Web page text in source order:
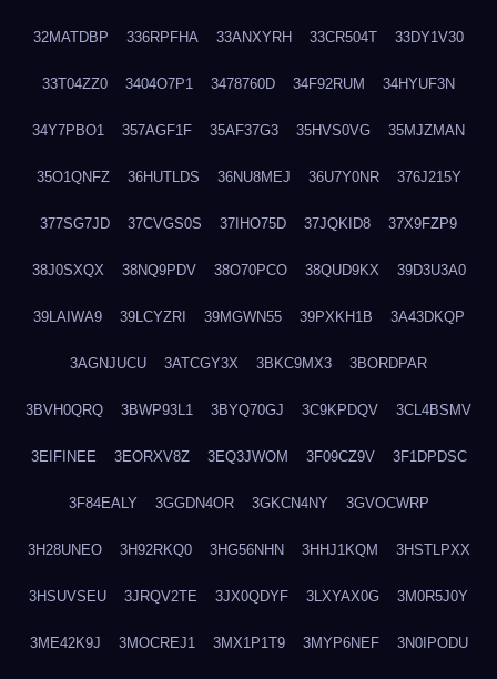
32MATDBP 336RPFHA 33ANXYRH 33CR504T 33DY1V30
33T04ZZ0 3404O7P1 3478760D 34F92RUM 34HYUF3N
34Y7PBO1 357AGF1F 35AF37G3 35HVS0VG 35MJZMAN
35O1QNFZ 36HUTLDS 36NU8MEJ 36U7Y0NR 376J215Y
377SG7JD 37CVGS0S 37IHO75D 37JQKID8 37X9FZP9
38J0SXQX 38NQ9PDV 38O70PCO 38QUD9KX 39D3U3A0
39LAIWA9 39LCYZRI 39MGWN55 39PXKH1B 3A43DKQP
3AGNJUCU 3ATCGY3X 3BKC9MX3 3BORDPAR
3BVH0QRQ 3BWP93L1 3BYQ70GJ 3C9KPDQV 3CL4BSMV
3EIFINEE 3EORXV8Z 3EQ3JWOM 3F09CZ9V 3F1DPDSC
3F84EALY 3GGDN4OR 3GKCN4NY 3GVOCWRP
3H28UNEO 3H92RKQ0 3HG56NHN 3HHJ1KQM 3HSTLPXX
3HSUVSEU 3JRQV2TE 3JX0QDYF 3LXYAX0G 3M0R5J0Y
3ME42K9J 3MOCREJ1 3MX1P1T9 3MYP6NEF 3N0IPODU